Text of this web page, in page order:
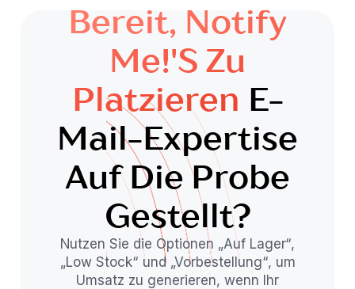
Bereit, Notify
Me!'s Zu
Platzieren E-
Mail-Expertise
Auf Die Probe
Gestellt?
Nutzen Sie die Optionen „Auf Lager“,
„Low Stock“ und „Vorbestellung“, um
Umsatz zu generieren, wenn Ihr